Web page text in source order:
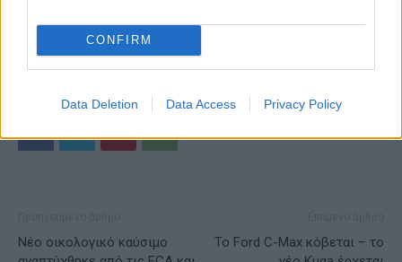
CONFIRM
Data Deletion Data Access Privacy Policy
Battery 2030+
Ευρωπαϊκή Ένωση
μπαταρίες
Νέο οικολογικό καύσιμο
Το Ford C-Max κόβεται – το